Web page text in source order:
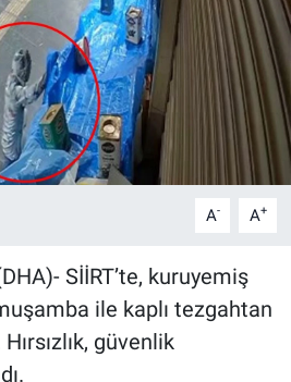
A- A+
SİİRT’te, kuruyemiş
ile kaplı tezgahtan
Hırsızlık, güvenlik